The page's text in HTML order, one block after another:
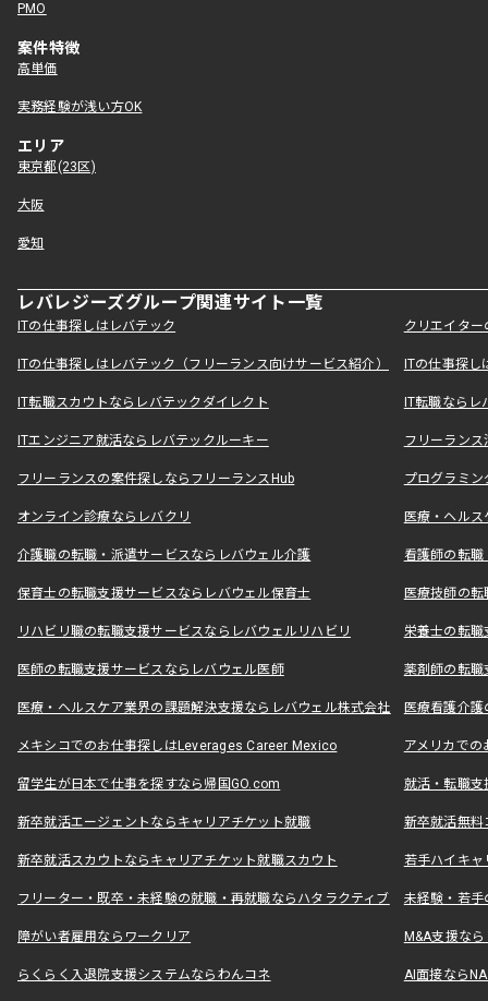
PMO
案件特徴
高単価
実務経験が浅い方OK
エリア
東京都(23区)
大阪
愛知
レバレジーズグループ関連サイト一覧
ITの仕事探しはレバテック クリエイタ
ITの仕事探しはレバテック（フリーランス向けサービス紹介） ITの仕事探
IT転職スカウトならレバテックダイレクト IT転職なら
ITエンジニア就活ならレバテックルーキー フリーラン
フリーランスの案件探しならフリーランスHub プログラミ
オンライン診療ならレバクリ 医療・ヘル
介護職の転職・派遣サービスならレバウェル介護 看護師の転
保育士の転職支援サービスならレバウェル保育士 医療技師の
リハビリ職の転職支援サービスならレバウェルリハビリ 栄養士の転
医師の転職支援サービスならレバウェル医師 薬剤師の転
医療・ヘルスケア業界の課題解決支援ならレバウェル株式会社 医療看護介
メキシコでのお仕事探しはLeverages Career Mexico アメリカで
留学生が日本で仕事を探すなら帰国GO.com 就活・転職
新卒就活エージェントならキャリアチケット就職 新卒就活無料
新卒就活スカウトならキャリアチケット就職スカウト 若手ハイキ
フリーター・既卒・未経験の就職・再就職ならハタラクティブ 未経験・若手
障がい者雇用ならワークリア M&A支援な
らくらく入退院支援システムならわんコネ AI面接なら